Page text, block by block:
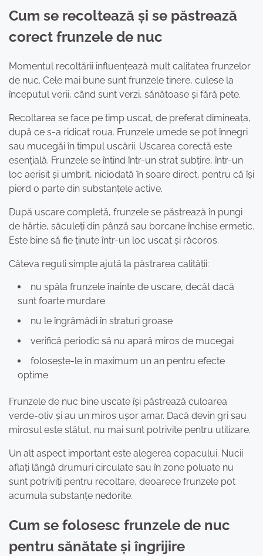
Cum se recoltează și se păstrează
corect frunzele de nuc
Momentul recoltării influențează mult calitatea frunzelor
de nuc. Cele mai bune sunt frunzele tinere, culese la
începutul verii, când sunt verzi, sănătoase și fără pete.
Recoltarea se face pe timp uscat, de preferat dimineața,
după ce s-a ridicat roua. Frunzele umede se pot înnegri
sau mucegăi în timpul uscării. Uscarea corectă este
esențială. Frunzele se întind într-un strat subțire, într-un
loc aerisit și umbrit, niciodată în soare direct, pentru că își
pierd o parte din substanțele active.
După uscare completă, frunzele se păstrează în pungi
de hârtie, săculeți din pânză sau borcane închise ermetic.
Este bine să fie ținute într-un loc uscat și răcoros.
Câteva reguli simple ajută la păstrarea calității:
nu spăla frunzele înainte de uscare, decât dacă
sunt foarte murdare
nu le îngrămădi în straturi groase
verifică periodic să nu apară miros de mucegai
folosește-le în maximum un an pentru efecte
optime
Frunzele de nuc bine uscate își păstrează culoarea
verde-oliv și au un miros ușor amar. Dacă devin gri sau
mirosul este stătut, nu mai sunt potrivite pentru utilizare.
Un alt aspect important este alegerea copacului. Nucii
aflați lângă drumuri circulate sau în zone poluate nu
sunt potriviți pentru recoltare, deoarece frunzele pot
acumula substanțe nedorite.
Cum se folosesc frunzele de nuc
pentru sănătate și îngrijire